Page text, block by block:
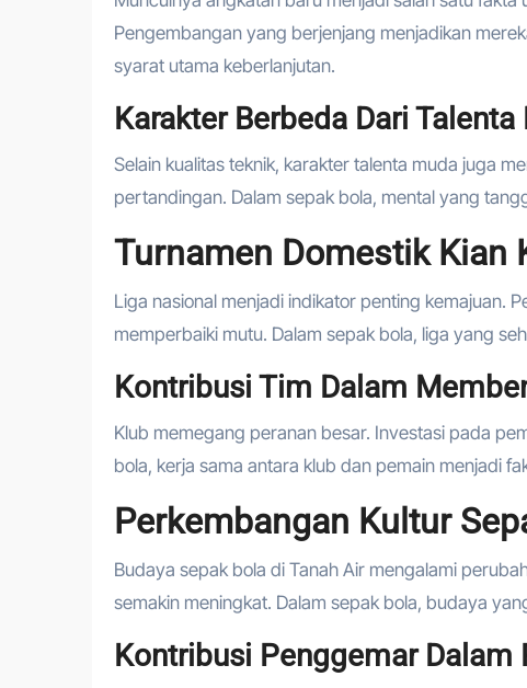
Pengembangan yang berjenjang menjadikan
syarat utama keberlanjutan.
Karakter Berbeda Dari Talenta
Selain kualitas teknik, karakter talenta muda juga
pertandingan. Dalam sepak bola, mental yang
Turnamen Domestik Kian
Liga nasional menjadi indikator penting kemajuan.
memperbaiki mutu. Dalam sepak bola, liga yang
Kontribusi Tim Dalam
Klub memegang peranan besar. Investasi pada
bola, kerja sama antara klub dan pemain menjadi
Perkembangan Kultur
Budaya sepak bola di Tanah Air mengalami
semakin meningkat. Dalam sepak bola, budaya
Kontribusi Penggemar Dalam